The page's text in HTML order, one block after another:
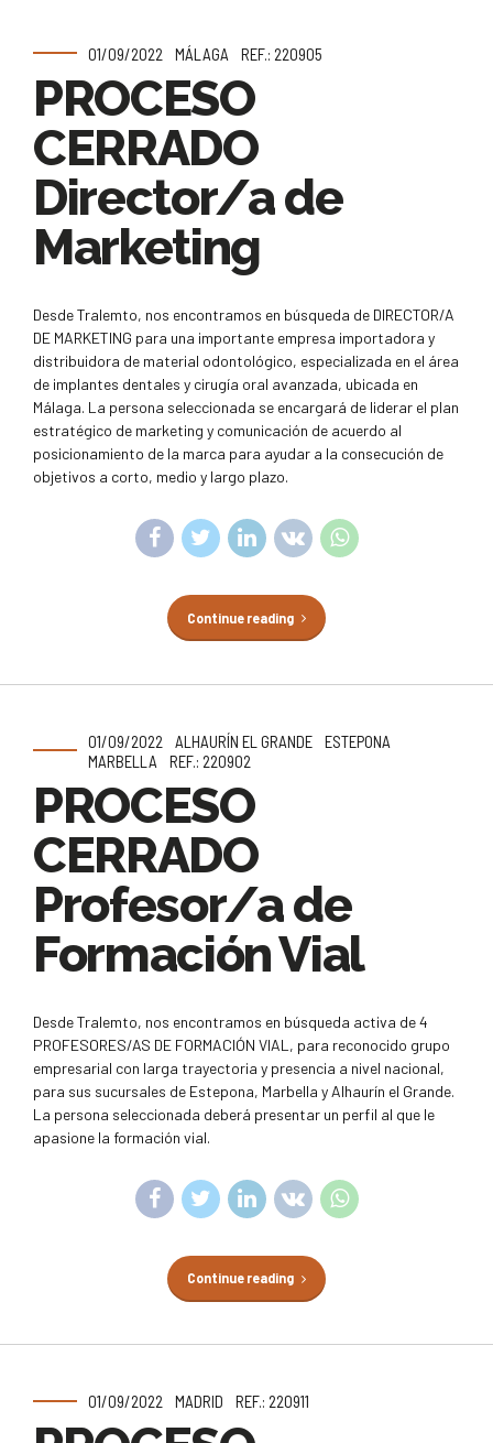
01/09/2022 MÁLAGA REF.: 220905
PROCESO
CERRADO
Director/a de
Marketing
Desde Tralemto, nos encontramos en búsqueda de DIRECTOR/A
DE MARKETING para una importante empresa importadora y
distribuidora de material odontológico, especializada en el área
de implantes dentales y cirugía oral avanzada, ubicada en
Málaga. La persona seleccionada se encargará de liderar el plan
estratégico de marketing y comunicación de acuerdo al
posicionamiento de la marca para ayudar a la consecución de
objetivos a corto, medio y largo plazo.
Continue reading
01/09/2022 ALHAURÍN EL GRANDE
ESTEPONA
MARBELLA
REF.: 220902
PROCESO
CERRADO
Profesor/a de
Formación Vial
Desde Tralemto, nos encontramos en búsqueda activa de 4
PROFESORES/AS DE FORMACIÓN VIAL, para reconocido grupo
empresarial con larga trayectoria y presencia a nivel nacional,
para sus sucursales de Estepona, Marbella y Alhaurín el Grande.
La persona seleccionada deberá presentar un perfil al que le
apasione la formación vial.
Continue reading
01/09/2022 MADRID REF.: 220911